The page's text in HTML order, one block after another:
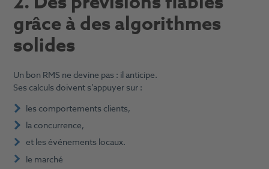
grâce à des algorithmes
solides
Un bon RMS ne devine pas : il anticipe.
Ses calculs doivent s’appuyer sur :
les comportements clients,
la concurrence,
et les événements locaux.
le marché